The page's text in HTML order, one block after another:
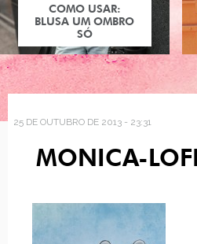
COMO USAR:
BLUSA UM OMBRO
SÓ
25 DE OUTUBRO DE 2013 - 23:31
MONICA-